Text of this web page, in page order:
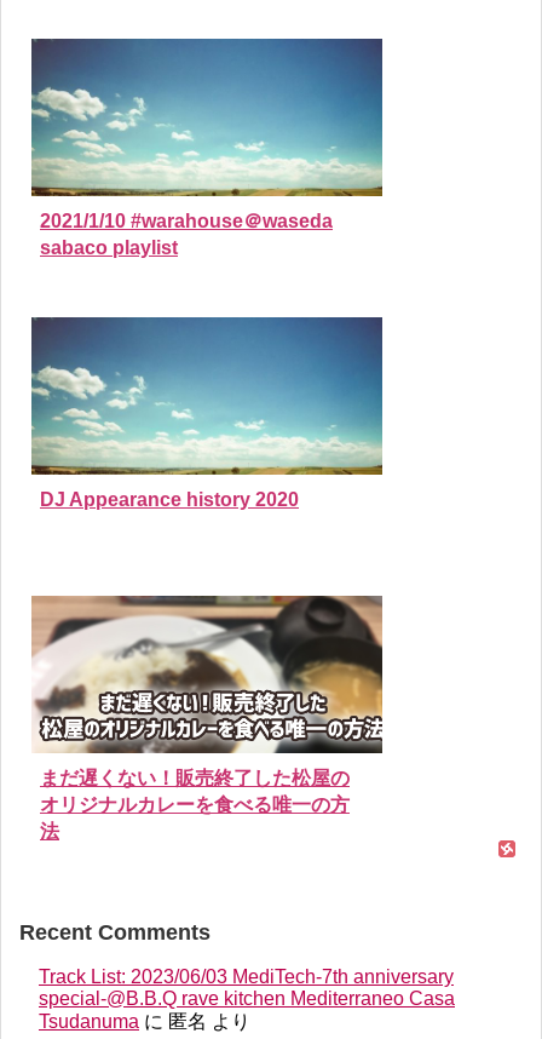
2021/1/10 #warahouse＠waseda
sabaco playlist
DJ Appearance history 2020
まだ遅くない！販売終了した松屋の
オリジナルカレーを食べる唯一の方
法
Recent Comments
Track List: 2023/06/03 MediTech-7th anniversary
special-@B.B.Q rave kitchen Mediterraneo Casa
Tsudanuma に 匿名 より